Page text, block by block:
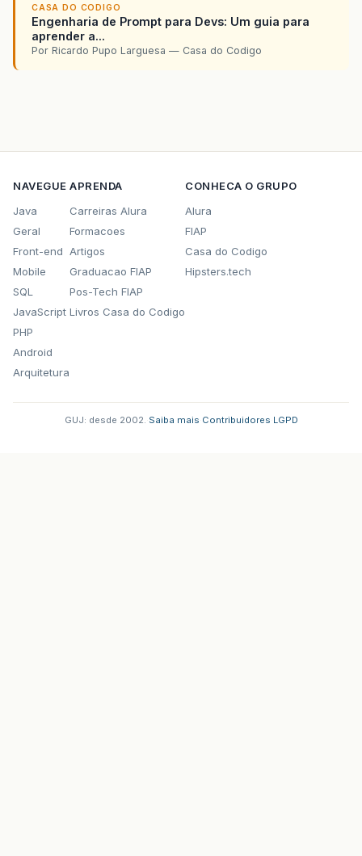
CASA DO CODIGO
Engenharia de Prompt para Devs: Um guia para
aprender a...
Por Ricardo Pupo Larguesa — Casa do Codigo
NAVEGUE
Java
Geral
Front-end
Mobile
SQL
JavaScript
PHP
Android
Arquitetura
APRENDA
Carreiras Alura
Formacoes
Artigos
Graduacao FIAP
Pos-Tech FIAP
Livros Casa do Codigo
CONHECA O GRUPO
Alura
FIAP
Casa do Codigo
Hipsters.tech
GUJ: desde 2002. Saiba mais Contribuidores LGPD